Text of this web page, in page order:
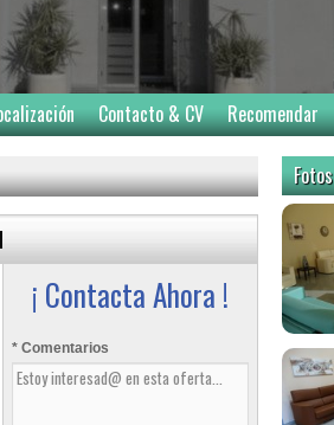
Contacto & CV Recomendar
¡ Contacta Ahora !
* Comentarios
Fotos